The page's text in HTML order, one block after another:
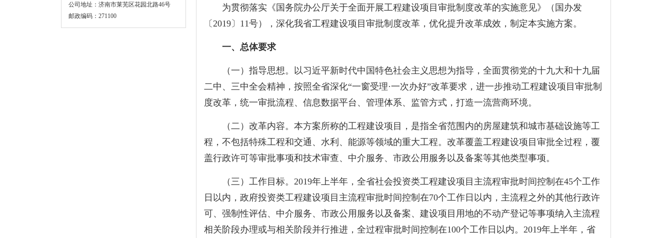
公司地址：济南市莱芜区花园北路46号
邮政编码：271100
为贯彻落实《国务院办公厅关于全面开展工程建设项目审批制度改革的实施意见》（国办发
〔 2019 〕 11号），深化我省工程建设项目审批制度改革，优化提升改革成效，制定本实施方案。
一、总体要求
（一）指导思想。以习近平新时代中国特色社会主义思想为指导，全面贯彻党的十九大和十九届
二中、三中全会精神，按照全省深化“一窗受理·一次办好”改革要求，进一步推动工程建设项目审批制
度改革，统一审批流程、信息数据平台、管理体系、监管方式，打造一流营商环境。
（二）改革内容。本方案所称的工程建设项目，是指全省范围内的房屋建筑和城市基础设施等工
程，不包括特殊工程和交通、水利、能源等领域的重大工程。改革覆盖工程建设项目审批全过程，覆
盖行政许可等审批事项和技术审查、中介服务、市政公用服务以及备案等其他类型事项。
（三）工作目标。 2019年上半年，全省社会投资类工程建设项目主流程审批时间控制在45个工作
日以内，政府投资类工程建设项目主流程审批时间控制在70个工作日以内，主流程之外的其他行政许
可、强制性评估、中介服务、市政公用服务以及备案、建设项目用地的不动产登记等事项纳入主流程
相关阶段办理或与相关阶段并行推进，全过程审批时间控制在100个工作日以内。 2019年上半年，省